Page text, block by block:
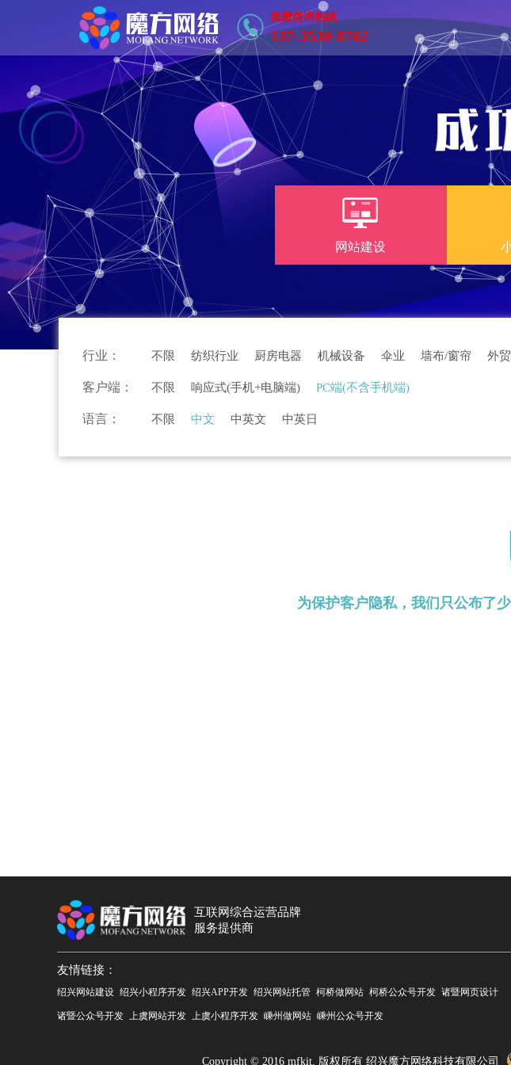
免费咨询热线
137-3530-8762
网站建设
行业： 不限 纺织行业 厨房电器 机械设备 伞业 墙布/窗帘 外
物流行业
高新科技 旅游行业 服装行业
客户端： 不限 响应式(手机+电脑端) PC端(不含手机端)
语言： 不限 中文 中英文 中英日
为保护客户隐私，我们只公布了
互联网综合运营品牌
服务提供商
友情链接：
绍兴网站建设 绍兴小程序开发 绍兴APP开发 绍兴网站托管 柯桥做网站 柯桥公众号开发 诸暨网页设计
诸暨公众号开发 上虞网站开发 上虞小程序开发 嵊州做网站 嵊州公众号开发
Copyright © 2016 mfkit. 版权所有 绍兴魔方网络科技有限公司